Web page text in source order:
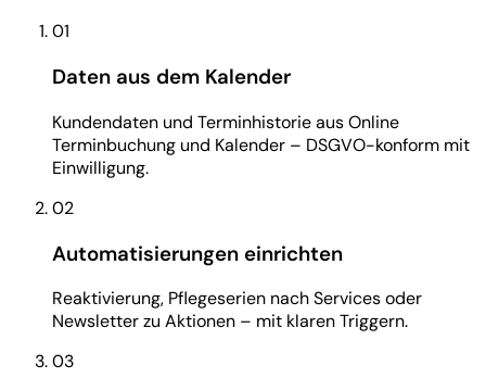
01
Daten aus dem Kalender
Kundendaten und Terminhistorie aus Online
Terminbuchung und Kalender – DSGVO-konform mit
Einwilligung.
02
Automatisierungen einrichten
Reaktivierung, Pflegeserien nach Services oder
Newsletter zu Aktionen – mit klaren Triggern.
03